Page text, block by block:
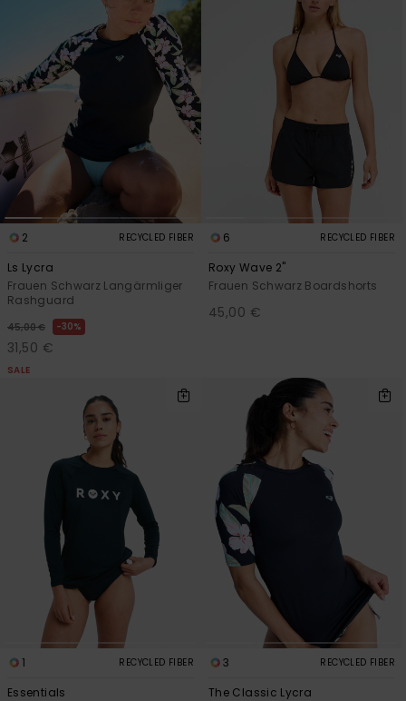
2 RECYCLED FIBER
Ls Lycra
Frauen Schwarz Langärmliger
Rashguard
45,00 € 30%
31,50 €
SALE
6 RECYCLED FIBER
Roxy Wave 2"
Frauen Schwarz Boardshorts
45,00 €
1 RECYCLED FIBER
Essentials
3 RECYCLED FIBER
The Classic Lycra